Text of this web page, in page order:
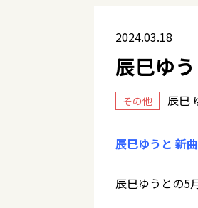
2024.03.18
辰巳ゆ
その他 辰巳
辰巳ゆうと 新
辰巳ゆうとの5